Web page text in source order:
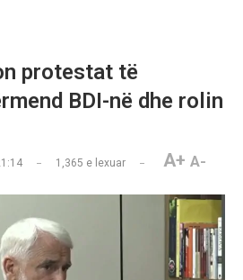
protestat të
BDI-në dhe rolin
1,365 e lexuar A+ A-